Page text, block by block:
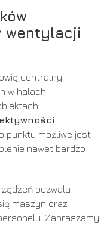
wentylacji
centralny
w halach
punktu możliwe jest
nawet bardzo
pozwala
maszyn oraz
Zapraszamy